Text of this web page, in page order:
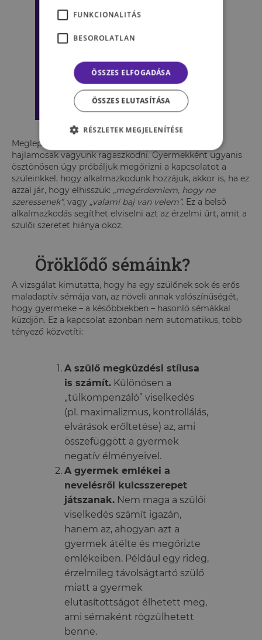
Meglepő lehet, de még a bántalmazó szülőkhöz is
hajlamosak vagyunk ragaszkodni. Gyermekként ugyanis
ösztönösen úgy próbáljuk megőrizni a kapcsolatot a
szüleinkkel, hogy alkalmazkodunk hozzájuk, akkor is, ha ez
azzal jár, hogy elhisszük: „megérdemlem, hogy ne
szeressenek”, vagy „valami baj van velem”. Ez a belső
alkalmazkodás segíthet elviselni azt az érzelmi űrt, amit a
szülői szeretet hiánya okoz.
Öröklődő sémáink?
A vizsgálat kimutatta, hogy ha egy szülőnek sok és erős
maladaptív sémája van, az növeli annak valószínűségét,
hogy gyermeke – a későbbiekben – hasonló sémákkal
küzdjön. Ez a kapcsolat azonban nem automatikus, több
tényező közvetíti:
A szülő megküzdési stílusa
is számít. Különösen a
„túlkompenzáló” viselkedés
(pl. maximalizmus, kontrollálás,
elvárások erőltetése) az, ami
összefüggött a gyermek
negatív élményeivel.
A gyermek emlékei a
nevelésről kulcsszerepet
játszanak. Nem maga a szülői
viselkedés számít igazán,
hanem az, ahogyan azt a
gyermek átélte és megőrizte
emlékeiben. Például egy rideg,
érzelmileg távolságtartó szülő
miatt a gyermek
elutasítottságot élhetett meg,
ami sémaként rögzülhetett
benne.
FUNKCIONALITÁS
BESOROLATLAN
ÖSSZES ELFOGADÁSA
ÖSSZES ELUTASÍTÁSA
RÉSZLETEK MEGJELENÍTÉSE